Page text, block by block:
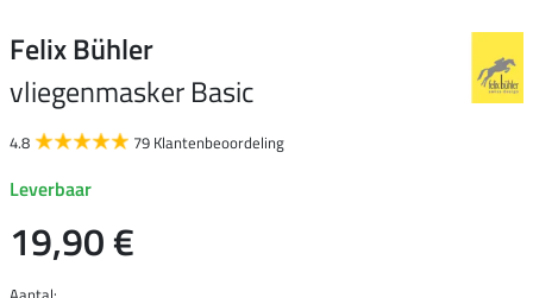
Felix Bühler
vliegenmasker Basic
4.8 79 Klantenbeoordeling
Leverbaar
19,90 €